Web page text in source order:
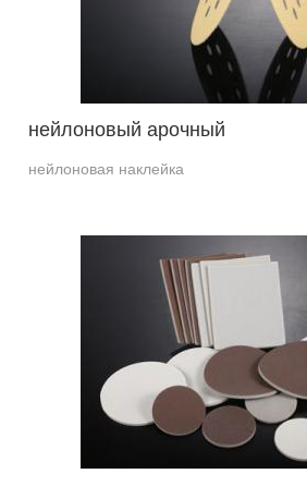
нейлоновый арочный
нейлоновая наклейка